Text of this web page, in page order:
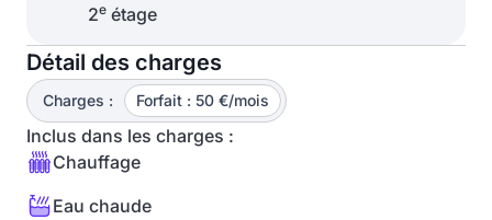
2e étage
Détail des charges
Charges : Forfait : 50 €/mois
Inclus dans les charges :
Chauffage
Eau chaude